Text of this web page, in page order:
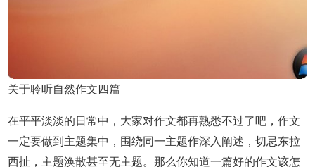
关于聆听自然作文四篇
在平平淡淡的日常中，大家对作文都再熟悉不过了吧，作文
一定要做到主题集中，围绕同一主题作深入阐述，切忌东拉
西扯，主题涣散甚至无主题。那么你知道一篇好的作文该怎